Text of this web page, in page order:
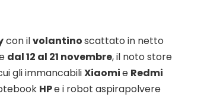
con ilvolantinoscattato in netto
dal 12 al 21 novembre, il noto store
gli immancabiliXiaomie Redmi
HPe i robot aspirapolvere